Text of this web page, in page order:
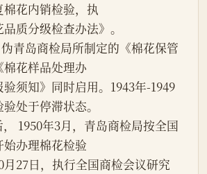
花内销检验，执
质分级检查办法》。
花样品处理办
须知》同时启用。1943年-1949
处于停滞状态。
办理棉花检验
月27日，执行全国商检会议研究